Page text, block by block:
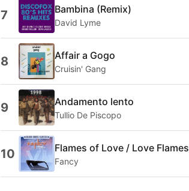
7 Bambina (Remix)
David Lyme
8 Affair a Gogo
Cruisin' Gang
9 Andamento lento
Tullio De Piscopo
10 Flames of Love / Love Flames
Fancy